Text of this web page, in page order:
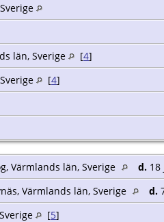
län, Sverige [4]
[4]
Värmlands län, Sverige d. 18
Värmlands län, Sverige d.
[5]